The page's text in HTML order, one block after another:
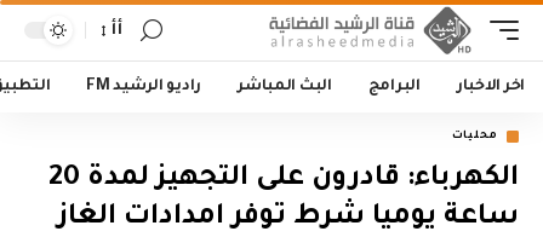
أأ
اخر الاخبار البرامج البث المباشر راديو الرشيد FM
محليات
الكهرباء: قادرون على التجهيز لمدة 20
ساعة يوميا شرط توفر امدادات الغاز